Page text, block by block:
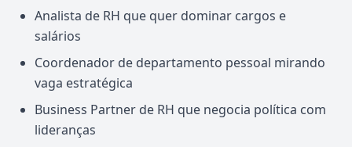
Analista de RH que quer dominar cargos e
salários
Coordenador de departamento pessoal mirando
vaga estratégica
Business Partner de RH que negocia política com
lideranças